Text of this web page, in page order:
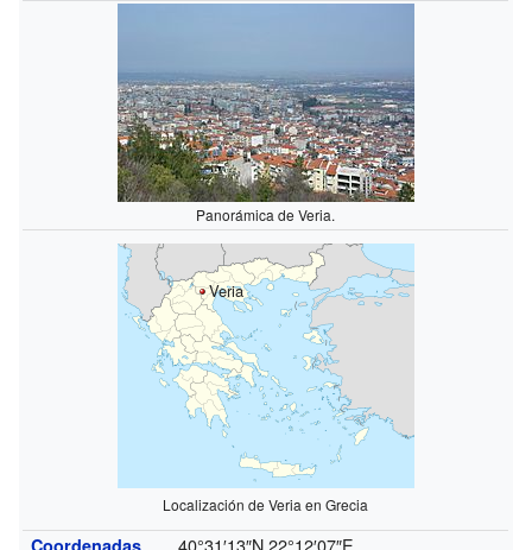
Panorámica de Veria.
Veria
Localización de Veria en Grecia
40°31′13″N 22°12′07″E